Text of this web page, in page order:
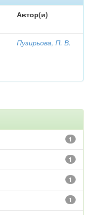
Автор(и)
Пузирьова, П. В.
1
1
1
1